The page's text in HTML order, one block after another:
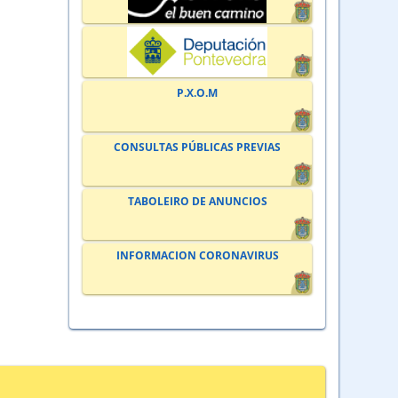
P.X.O.M
CONSULTAS PÚBLICAS PREVIAS
TABOLEIRO DE ANUNCIOS
INFORMACION CORONAVIRUS